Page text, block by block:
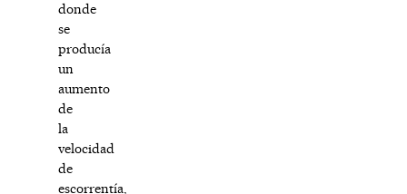
donde
se
producía
un
aumento
de
la
velocidad
de
escorrentía,